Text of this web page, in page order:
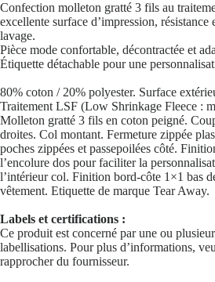
Confection molleton gratté 3 fils au
excellente surface d’impression, résistance
lavage.
Pièce mode confortable, décontractée et
Étiquette détachable pour une
80% coton / 20% polyester. Surface
Traitement LSF (Low Shrinkage Fleece :
Molleton gratté 3 fils en coton peigné.
droites. Col montant. Fermeture zippée
poches zippées et passepoilées côté.
l’encolure dos pour faciliter la
l’intérieur col. Finition bord-côte 1×1 bas
vêtement. Etiquette de marque Tear Away.
Labels et certifications :
Ce produit est concerné par une ou
labellisations. Pour plus d’informations,
rapprocher du fournisseur.